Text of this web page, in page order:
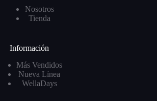
Nosotros
Tienda
Información
Más Vendidos
Nueva Línea
WellaDays